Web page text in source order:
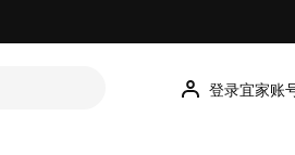
登录宜家账